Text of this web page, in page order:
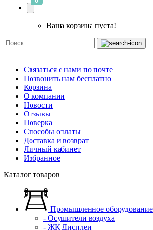
Ваша корзина пуста!
Связаться с нами по почте
Позвонить нам бесплатно
Корзина
О компании
Новости
Отзывы
Поверка
Способы оплаты
Доставка и возврат
Личный кабинет
Избранное
Каталог товаров
Промышленное оборудование
- Осушители воздуха
- ЖК Дисплеи